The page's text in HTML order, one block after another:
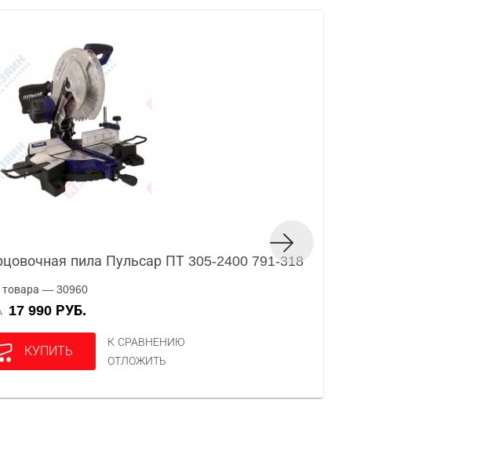
пила Пульсар ПТ 305-2400 791-318
товара — 30960
17 990 РУБ.
КУПИТЬ
К СРАВНЕНИЮ
ОТЛОЖИТЬ